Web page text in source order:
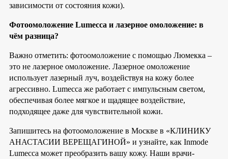
зависимости от состояния кожи).
Фотоомоложение Lumecca и лазерное омоложение: в
чём разница?
Важно отметить: фотоомоложение с помощью Люмекка –
это не лазерное омоложение. Лазерное омоложение
использует лазерный луч, воздействуя на кожу более
агрессивно. Lumecca же работает с импульсным светом,
обеспечивая более мягкое и щадящее воздействие,
подходящее даже для чувствительной кожи.
Запишитесь на фотоомоложение в Москве в «КЛИНИКУ
АНАСТАСИИ ВЕРЕЩАГИНОЙ» и узнайте, как Inmode
Lumecca может преобразить вашу кожу. Наши врачи-